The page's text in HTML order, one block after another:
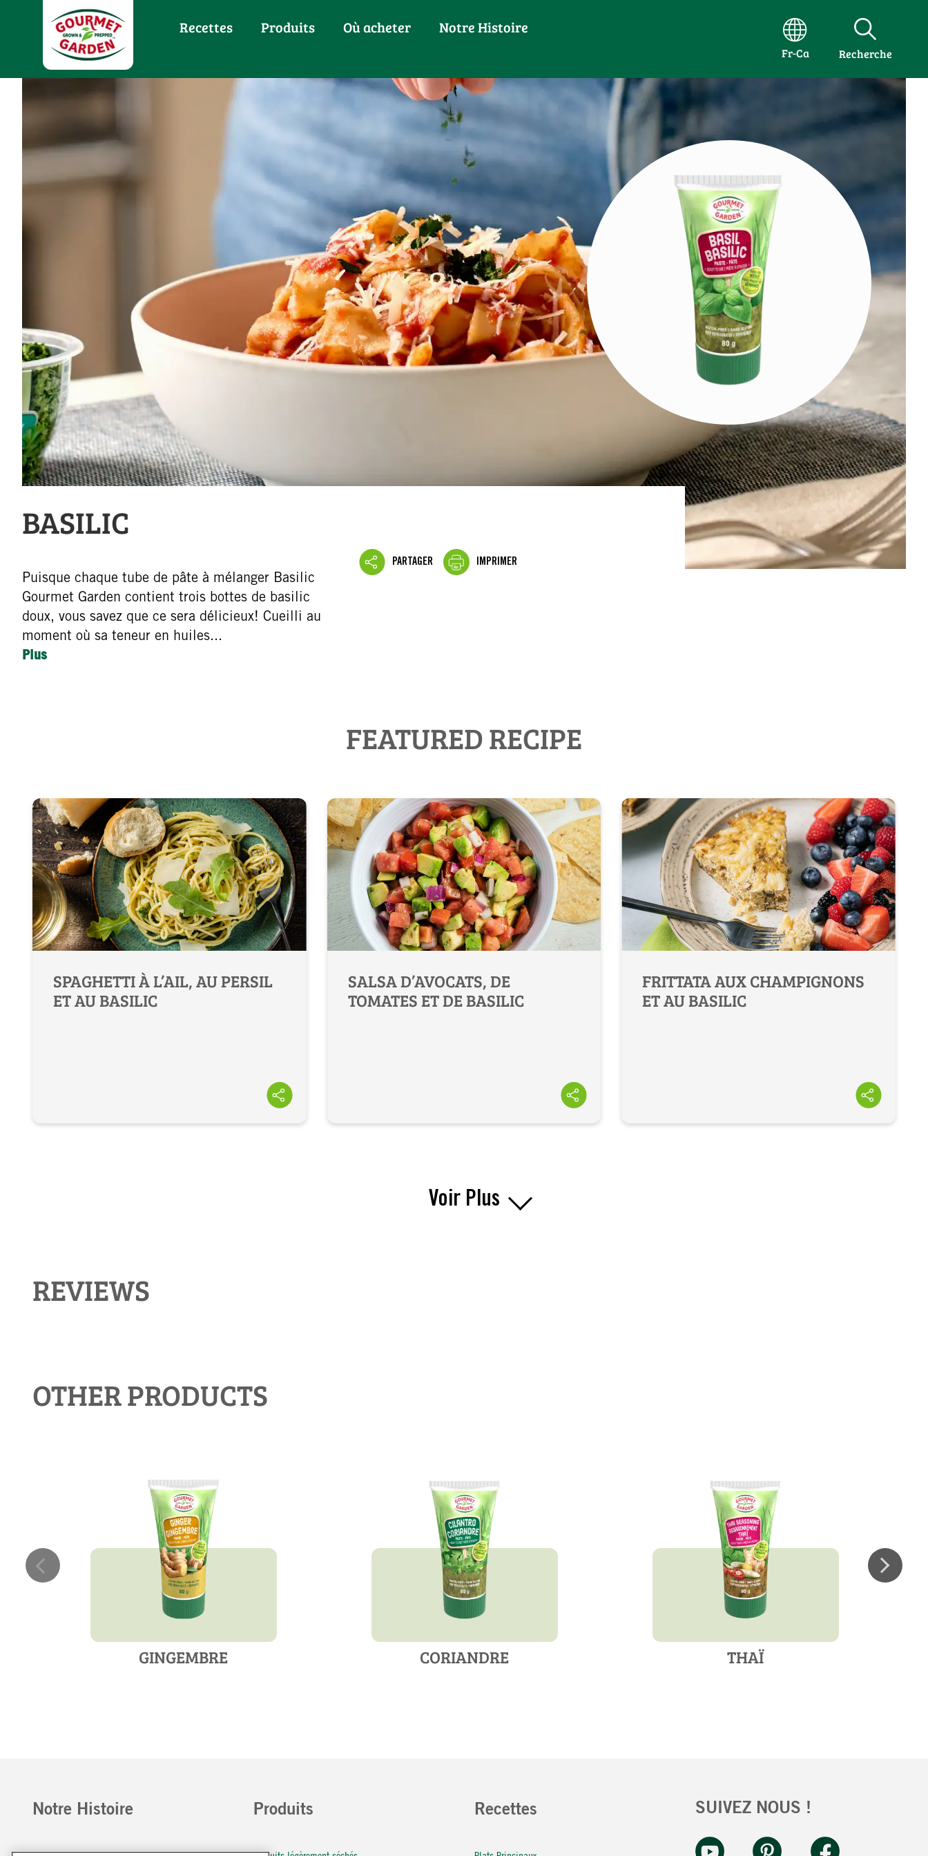
Recettes Produits Où acheter Notre Histoire
Fr-Ca Recherche
BASILIC
Puisque chaque tube de pâte à mélanger Basilic
Gourmet Garden contient trois bottes de basilic
doux, vous savez que ce sera délicieux! Cueilli au
moment où sa teneur en huiles...
Plus
PARTAGER IMPRIMER
FEATURED RECIPE
SPAGHETTI À L’AIL, AU PERSIL
ET AU BASILIC
SALSA D’AVOCATS, DE
TOMATES ET DE BASILIC
FRITTATA AUX CHAMPIGNONS
ET AU BASILIC
Voir Plus
REVIEWS
OTHER PRODUCTS
GINGEMBRE CORIANDRE THAÏ
Notre Histoire Produits Recettes SUIVEZ NOUS !